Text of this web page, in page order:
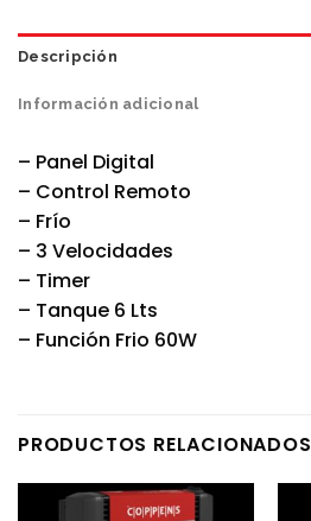
Descripción
Información adicional
– Panel Digital
– Control Remoto
– Frío
– 3 Velocidades
– Timer
– Tanque 6 Lts
– Función Frio 60W
PRODUCTOS RELACIONADOS